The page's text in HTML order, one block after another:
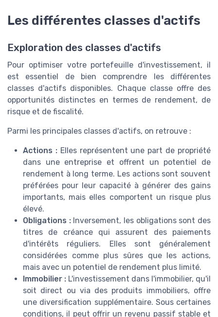
Les différentes classes d'actifs
Exploration des classes d'actifs
Pour optimiser votre portefeuille d'investissement, il
est essentiel de bien comprendre les différentes
classes d'actifs disponibles. Chaque classe offre des
opportunités distinctes en termes de rendement, de
risque et de fiscalité.
Parmi les principales classes d'actifs, on retrouve :
Actions :Elles représentent une part de propriété
dans une entreprise et offrent un potentiel de
rendement à long terme. Les actions sont souvent
préférées pour leur capacité à générer des gains
importants, mais elles comportent un risque plus
élevé.
Obligations :Inversement, les obligations sont des
titres de créance qui assurent des paiements
d'intérêts réguliers. Elles sont généralement
considérées comme plus sûres que les actions,
mais avec un potentiel de rendement plus limité.
Immobilier : L'investissement dans l'immobilier, qu'il
soit direct ou via des produits immobiliers, offre
une diversification supplémentaire. Sous certaines
conditions, il peut offrir un revenu passif stable et